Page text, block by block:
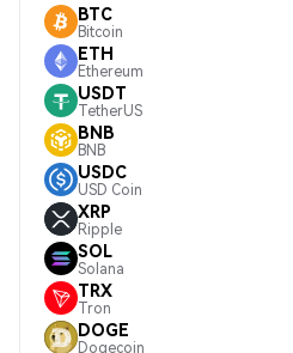
BTC
Bitcoin
ETH
Ethereum
USDT
TetherUS
BNB
BNB
USDC
USD Coin
XRP
Ripple
SOL
Solana
TRX
Tron
DOGE
Dogecoin